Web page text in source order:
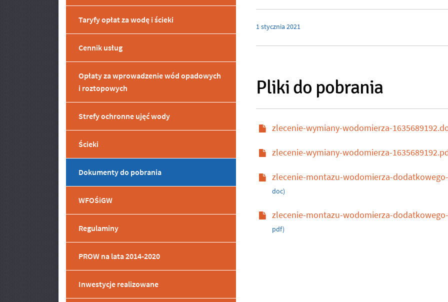
Menu dodatkowe
Taryfy opłat za wodę i ścieki
Cennik usług
Opłaty za wprowadzenie wód opadowych
i roztopowych
Strefy ochronne ujęć wody
Ścieki
Dokumenty do pobrania
WFOŚiGW
Regulaminy
PROW na lata 2014-2020
Inwestycje realizowane
1stycznia 2021
Pliki do pobrania
zlecenie-wymiany-wodomierza-
zlecenie-wymiany-wodomierza-
zlecenie-montazu-wodomierza-
doc)
zlecenie-montazu-wodomierza-
pdf)